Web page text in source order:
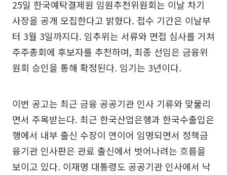
25일 한국예탁결제원 임원추천위원회는 이날 차기
사장을 공개 모집한다고 밝혔다. 접수 기간은 이날부
터 3월 3일까지다. 임추위는 서류와 면접 심사를 거쳐
주주총회에 후보자를 추천하며, 최종 선임은 금융위
원회 승인을 통해 확정된다. 임기는 3년이다.
이번 공고는 최근 금융 공공기관 인사 기류와 맞물리
면서 주목받는다. 최근 한국산업은행과 한국수출입은
행에서 내부 출신 수장이 연이어 임명되면서 정책금
융기관 인사판은 관료 출신에서 벗어나려는 흐름을
보이고 있다. 이재명 대통령도 공공기관 인사에서 낙